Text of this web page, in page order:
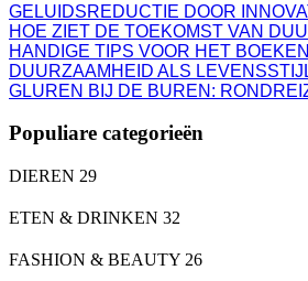
GELUIDSREDUCTIE DOOR
HOE ZIET DE TOEKOMST VAN
HANDIGE TIPS VOOR HET
DUURZAAMHEID ALS
GLUREN BIJ DE BUREN:
Populiare categorieën
DIEREN 29
ETEN & DRINKEN 32
FASHION & BEAUTY 26